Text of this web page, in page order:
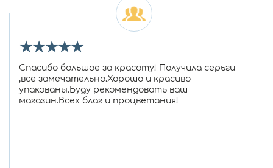
★★★★★
Спасибо большое за красоту! Получила серьги
,все замечательно.Хорошо и красиво
упакованы.Буду рекомендовать ваш
магазин.Всех благ и процветания!